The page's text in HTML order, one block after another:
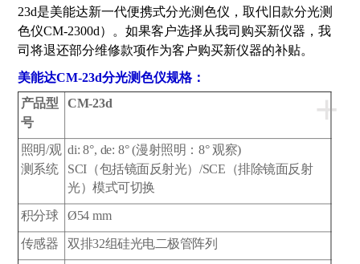
23d是美能达新一代便携式分光测色仪，取代旧款分光测
色仪CM-2300d）。如果客户选择从我司购买新仪器，我
司将退还部分维修款项作为客户购买新仪器的补贴。
美能达CM-23d分光测色仪规格：
+
产品型
号
CM-23d
照明/观
测系统
di: 8°, de: 8° (漫射照明：8° 观察)
SCI（包括镜面反射光）/SCE（排除镜面反射
光）模式可切换
积分球 Ø54 mm
传感器 双排32组硅光电二极管阵列